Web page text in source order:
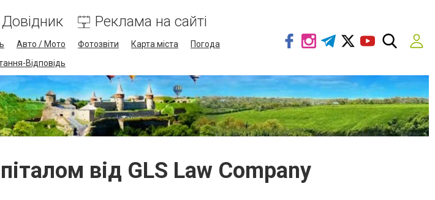
Довідник Реклама на сайті
Авто / Мото Фотозвіти Карта міста
Погода
Відповідь
від GLS Law Company